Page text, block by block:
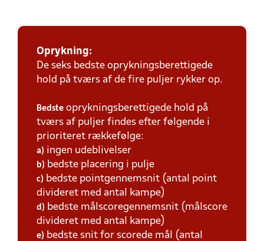
Oprykning:
De seks bedste oprykningsberettigede
hold på tværs af de fire puljer rykker op.
Bedste oprykningsberettigede hold på
tværs af puljer findes efter følgende i
prioriteret rækkefølge:
a) ingen udeblivelser
b) bedste placering i pulje
c) bedste pointgennemsnit (antal point
divideret med antal kampe)
d) bedste målscoregennemsnit (målscore
divideret med antal kampe)
e) bedste snit for scorede mål (antal